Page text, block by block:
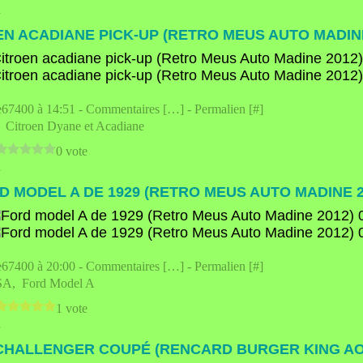
ACADIANE PICK-UP (RETRO MEUS AUTO
à 14:51 - Commentaires […] - Permalien [#]
Citroen Dyane et Acadiane
0 vote
MODEL A DE 1929 (RETRO MEUS AUTO MADINE
à 20:00 - Commentaires […] - Permalien [#]
, Ford Model A
1 vote
COUPÉ (RENCARD BURGER KING